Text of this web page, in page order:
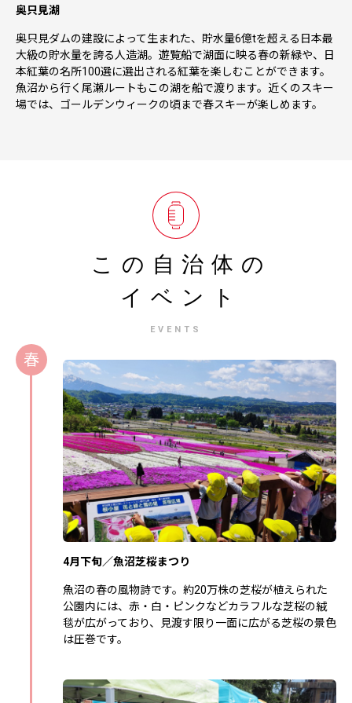
奥只見湖
奥只見ダムの建設によって生まれた、貯水量6億tを超える日本最
大級の貯水量を誇る人造湖。遊覧船で湖面に映る春の新緑や、日
本紅葉の名所100選に選出される紅葉を楽しむことができます。
魚沼から行く尾瀬ルートもこの湖を船で渡ります。近くのスキー
場では、ゴールデンウィークの頃まで春スキーが楽しめます。
この自治体の
イベント
EVENTS
春
4月下旬／魚沼芝桜まつり
魚沼の春の風物詩です。約20万株の芝桜が植えられた
公園内には、赤・白・ピンクなどカラフルな芝桜の絨
毯が広がっており、見渡す限り一面に広がる芝桜の景色
は圧巻です。